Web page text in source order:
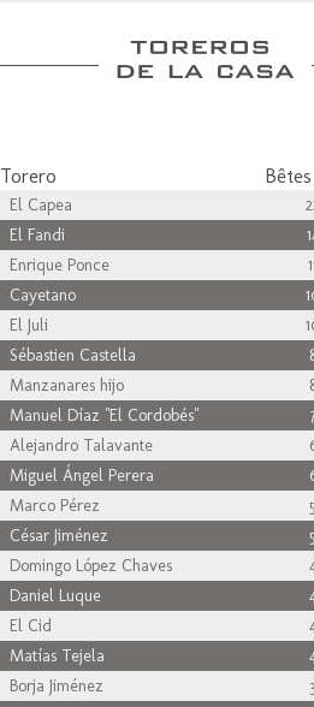
Torero
El Capea
El Fandi
Enrique Ponce
Cayetano
El Juli
Sébastien Castella
Manzanares hijo
Manuel Díaz "El Cordobés"
Alejandro Talavante
Miguel Ángel Perera
Marco Pérez 5
César Jiménez 5
Domingo López Chaves
Daniel Luque
El Cid
Matías Tejela
Borja Jiménez